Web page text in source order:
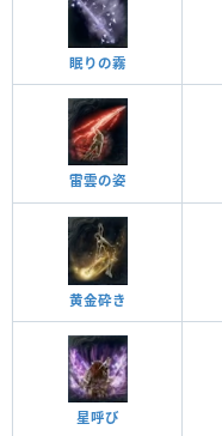
眠りの霧
雷雲の姿
黄金砕き
星呼び